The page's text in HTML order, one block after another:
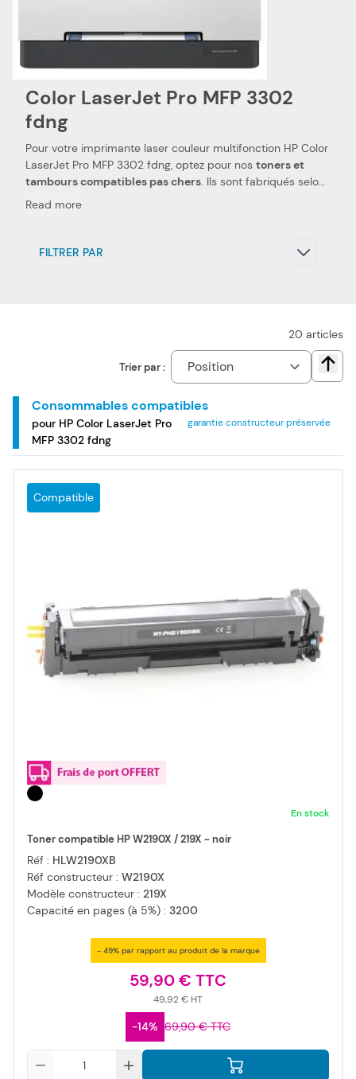
Color LaserJet Pro MFP 3302
fdng
Pour votre imprimante laser couleur multifonction HP Color
LaserJet Pro MFP 3302 fdng, optez pour nos toners et
tambours compatibles pas chers. Ils sont fabriqués selon
les spécifications HP, ainsi que selon les normes
Pro MFP 3302 fdng. Nous utilisons des pièces de qualité,
toners de la marque HP, pour votre imprimante laser
couleur multifonction HP Color LaserJet Pro MFP 3302
Read more
FILTRER PAR
20 articles
Trier par :
Consommables compatibles
garantie constructeur préservée
pour HP Color LaserJet Pro
MFP 3302 fdng
Compatible
En stock
Toner compatible HP W2190X / 219X - noir
Réf : HLW2190XB
Réf constructeur : W2190X
Modèle constructeur : 219X
Capacité en pages (à 5%) : 3200
- 49% par rapport au produit de la marque
59,90 €
49,92 €
-14% 69,90 €